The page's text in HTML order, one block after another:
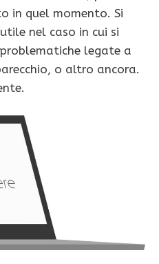
in quel momento. Si
nel caso in cui si
legate a
o altro ancora.